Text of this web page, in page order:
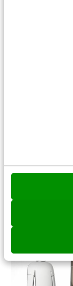
fans online
oplettende
Sybren Smith